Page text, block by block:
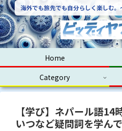
海外でも旅先でも自分らしく楽し
Home
Category
【学び】ネパール語
いつなど疑問詞を学ん